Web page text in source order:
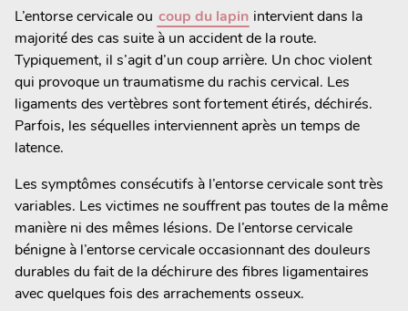
L’entorse cervicale ou coup du lapin intervient dans la
majorité des cas suite à un accident de la route.
Typiquement, il s’agit d’un coup arrière. Un choc violent
qui provoque un traumatisme du rachis cervical. Les
ligaments des vertèbres sont fortement étirés, déchirés.
Parfois, les séquelles interviennent après un temps de
latence.
Les symptômes consécutifs à l’entorse cervicale sont très
variables. Les victimes ne souffrent pas toutes de la même
manière ni des mêmes lésions. De l’entorse cervicale
bénigne à l’entorse cervicale occasionnant des douleurs
durables du fait de la déchirure des fibres ligamentaires
avec quelques fois des arrachements osseux.